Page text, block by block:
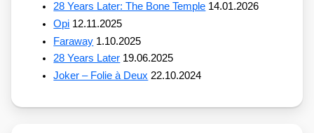
28 Years Later: The Bone Temple 14.01.2026
Opi 12.11.2025
Faraway 1.10.2025
28 Years Later 19.06.2025
Joker – Folie à Deux 22.10.2024